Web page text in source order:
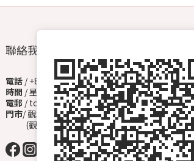
聯絡我們
電話 / +852 6572 3153（Whatsapp）
時間 / 星期一至日 13:00-00:00
電郵 / topdrawhkcs@gmail.com
門市/ 觀塘開源道72號溢財中心地下A2舖
(觀塘B1出口, 轉右天橋底)